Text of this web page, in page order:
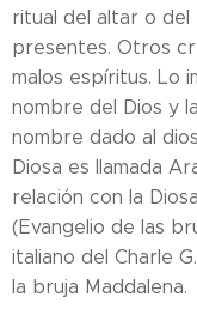
ritual del altar o del
presentes. Otros
malos espíritus. Lo
nombre del Dios y
nombre dado al
Diosa es llamada
relación con la
(Evangelio de las
italiano del Charle
la bruja Maddalena.